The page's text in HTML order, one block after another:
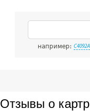
например: C4092A
Отзывы о